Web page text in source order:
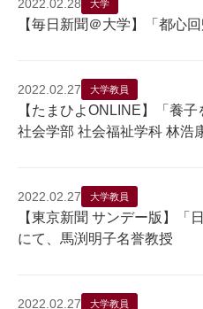
2022.02.28 大学
【毎日新聞＠大学】「都心
2022.02.27 大学教員
【たまひよONLINE】「養
社会学部 社会福祉学科 林浩
2022.02.27 大学教員
【東京新聞 サンデー版】「
にて、馬渕明子名誉教授
2022.02.27 大学教員